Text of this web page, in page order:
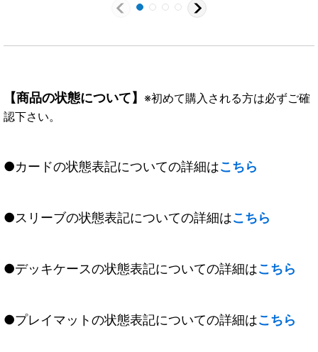
TCP08b}《黄》
【商品の状態について】 ※初めて購入される方は必ずご確
認下さい。
●カードの状態表記についての詳細はこちら
●スリーブの状態表記についての詳細はこちら
●デッキケースの状態表記についての詳細はこちら
●プレイマットの状態表記についての詳細はこちら